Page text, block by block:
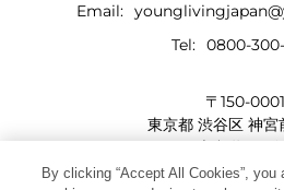
Email:
Tel: 0800-
〒150-0001
東京都 渋谷区 神宮
By clicking “Accept All Cookies”, you